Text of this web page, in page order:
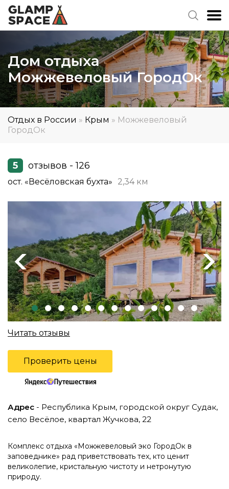
Дом отдыха
Можжевеловый ГородОк
Отдых в России » Крым » Можжевеловый
ГородОк
5 отзывов - 126
ост. «Весёловская бухта» 2,34 км
Previous Next
Читать отзывы
Проверить цены
Адрес - Республика Крым, городской округ Судак,
село Весёлое, квартал Жучкова, 22
Комплекс отдыха «Можжевеловый эко ГородОк в
заповеднике» рад приветствовать тех, кто ценит
великолепие, кристальную чистоту и нетронутую
природу.